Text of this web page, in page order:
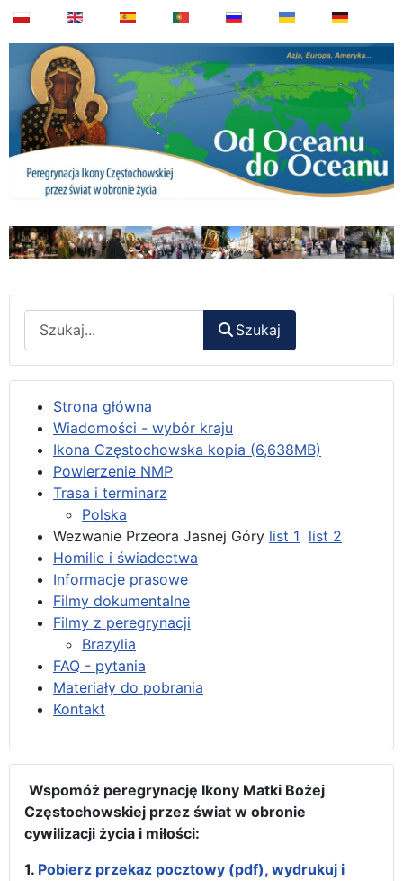
Szukaj
Strona główna
Wiadomości - wybór kraju
Ikona Częstochowska kopia (6,638MB)
Powierzenie NMP
Trasa i terminarz
Polska
Wezwanie Przeora Jasnej Góry list 1 list 2
Homilie i świadectwa
Informacje prasowe
Filmy dokumentalne
Filmy z peregrynacji
Brazylia
FAQ - pytania
Materiały do pobrania
Kontakt
Wspomóż peregrynację Ikony Matki Bożej
Częstochowskiej przez świat w obronie
cywilizacji życia i miłości:
1. Pobierz przekaz pocztowy (pdf), wydrukuj i